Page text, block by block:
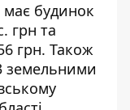
має будинок
грн та
грн. Також
земельними